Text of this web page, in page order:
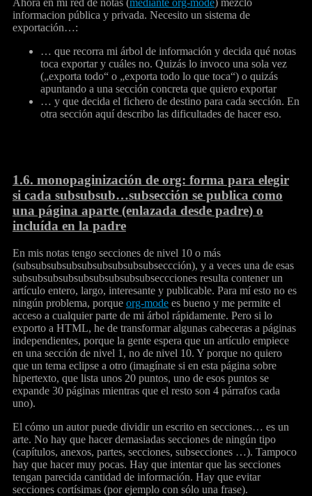
Ahora en mi red de notas (mediante org-mode) mezclo
informacion pública y privada. Necesito un sistema de
exportación…:
… que recorra mi árbol de información y decida qué notas
toca exportar y cuáles no. Quizás lo invoco una sola vez
(„exporta todo“ o „exporta todo lo que toca“) o quizás
apuntando a una sección concreta que quiero exportar
… y que decida el fichero de destino para cada sección. En
otra sección aquí describo las dificultades de hacer eso.
1.6. monopaginización de org: forma para elegir
si cada subsubsub…subsección se publica como
una página aparte (enlazada desde padre) o
incluída en la padre
En mis notas tengo secciones de nivel 10 o más
(subsubsubsubsubsubsubsubsubseccción), y a veces una de esas
subsubsubsubsubsubsubsubsubseccciones resulta contener un
artículo entero, largo, interesante y publicable. Para mí esto no es
ningún problema, porque org-modees bueno y me permite el
acceso a cualquier parte de mi árbol rápidamente. Pero si lo
exporto a HTML, he de transformar algunas cabeceras a páginas
independientes, porque la gente espera que un artículo empiece
en una sección de nivel 1, no de nivel 10. Y porque no quiero
que un tema eclipse a otro (imagínate si en esta página sobre
hipertexto, que lista unos 20 puntos, uno de esos puntos se
expande 30 páginas mientras que el resto son 4 párrafos cada
uno).
El cómo un autor puede dividir un escrito en secciones… es un
arte. No hay que hacer demasiadas secciones de ningún tipo
(capítulos, anexos, partes, secciones, subsecciones …). Tampoco
hay que hacer muy pocas. Hay que intentar que las secciones
tengan parecida cantidad de información. Hay que evitar
secciones cortísimas (por ejemplo con sólo una frase).